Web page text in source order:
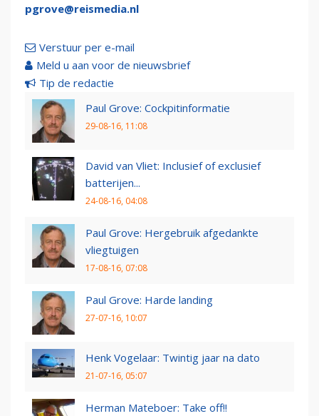
pgrove@reismedia.nl
Verstuur per e-mail
Meld u aan voor de nieuwsbrief
Tip de redactie
Paul Grove: Cockpitinformatie
29-08-16, 11:08
David van Vliet: Inclusief of exclusief
batterijen...
24-08-16, 04:08
Paul Grove: Hergebruik afgedankte
vliegtuigen
17-08-16, 07:08
Paul Grove: Harde landing
27-07-16, 10:07
Henk Vogelaar: Twintig jaar na dato
21-07-16, 05:07
Herman Mateboer: Take off!!